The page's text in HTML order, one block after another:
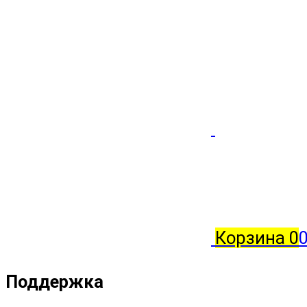
Корзина 0
Поддержка